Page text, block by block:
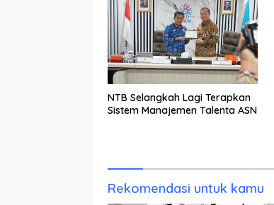
NTB Selangkah Lagi Terapkan
Sistem Manajemen Talenta ASN
Rekomendasi untuk kamu